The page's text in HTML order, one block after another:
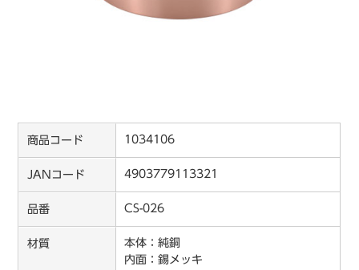
商品コード 1034106
JANコード 4903779113321
品番 CS-026
材質
本体：純銅
内面：錫メッキ